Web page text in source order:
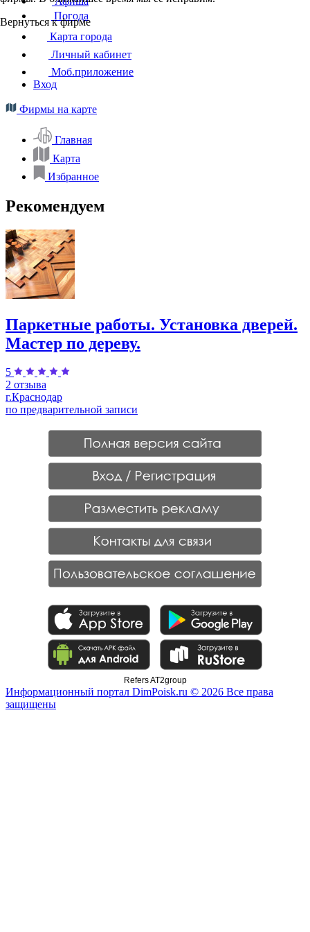
Вернуться к фирме
Погода
Карта города
Личный кабинет
Моб.приложение
Вход
Фирмы на карте
Главная
Карта
Избранное
Рекомендуем
Паркетные работы. Установка дверей.
Мастер по дереву.
5
2 отзыва
г.Краснодар
по предварительной записи
Refers AT2group
Информационный портал DimPoisk.ru © 2026 Все права
защищены